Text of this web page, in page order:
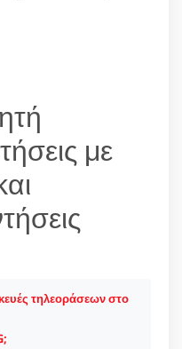
με
τηλεοράσεων στο